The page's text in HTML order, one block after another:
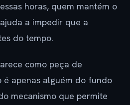
horas, quem mantém o
a impedir que a
do tempo.
como peça de
é apenas alguém do fundo
mecanismo que permite